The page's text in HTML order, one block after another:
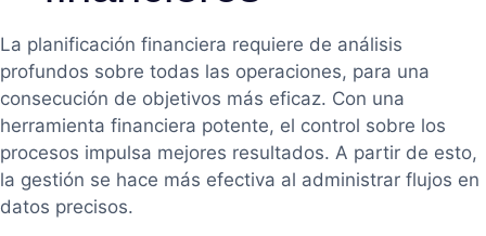
La planificación financiera requiere de análisis
profundos sobre todas las operaciones, para una
consecución de objetivos más eficaz. Con una
herramienta financiera potente, el control sobre los
procesos impulsa mejores resultados. A partir de esto,
la gestión se hace más efectiva al administrar flujos en
datos precisos.